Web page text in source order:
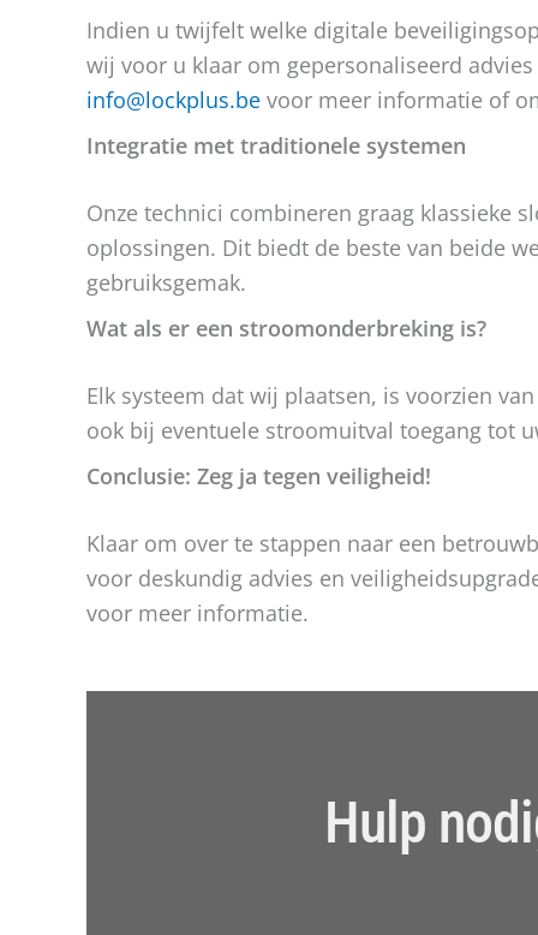
Indien u twijfelt welke digitale
wij voor u klaar om gepersonaliseerd
info@lockplus.be voor meer informatie of
Integratie met traditionele systemen
Onze technici combineren graag klassieke
oplossingen. Dit biedt de beste van beide
gebruiksgemak.
Wat als er een stroomonderbreking is?
Elk systeem dat wij plaatsen, is voorzien
ook bij eventuele stroomuitval toegang tot
Conclusie: Zeg ja tegen veiligheid!
Klaar om over te stappen naar een
voor deskundig advies en
voor meer informatie.
Hulp